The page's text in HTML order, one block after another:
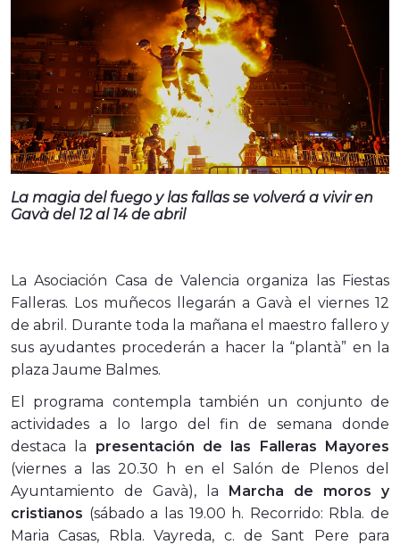
La magia del fuego y las fallas se volverá a vivir en
Gavà del 12 al 14 de abril
La Asociación Casa de Valencia organiza las Fiestas
Falleras. Los muñecos llegarán a Gavà el viernes 12
de abril. Durante toda la mañana el maestro fallero y
sus ayudantes procederán a hacer la “plantà” en la
plaza Jaume Balmes.
El programa contempla también un conjunto de
actividades a lo largo del fin de semana donde
destaca la presentación de las Falleras Mayores
(viernes a las 20.30 h en el Salón de Plenos del
Ayuntamiento de Gavà), la Marcha de moros y
cristianos (sábado a las 19.00 h. Recorrido: Rbla. de
Maria Casas, Rbla. Vayreda, c. de Sant Pere para